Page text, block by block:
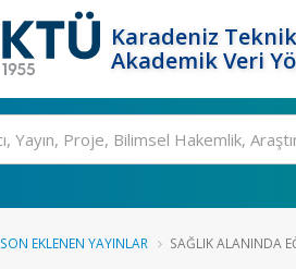
Karadeniz
Akademik Veri
SON EKLENEN YAYINLAR SAĞLIK ALANINDA